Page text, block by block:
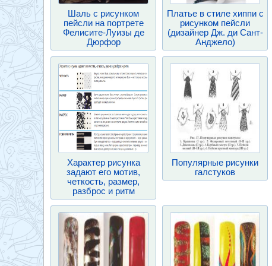
Шаль с рисунком
пейсли на портрете
Фелисите-Луизы де
Дюрфор
Платье в стиле хиппи с
рисунком пейсли
(дизайнер Дж. ди Сант-
Анджело)
Характер рисунка
задают его мотив,
четкость, размер,
разброс и ритм
Популярные рисунки
галстуков